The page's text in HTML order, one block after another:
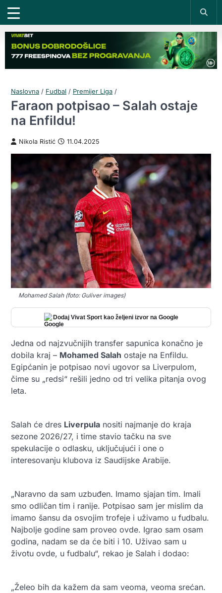
Naslovna / Fudbal / Premijer Liga /
Faraon potpisao – Salah ostaje
na Enfildu!
Nikola Ristić 11.04.2025
Mohamed Salah (foto: Guliver images)
Dodaj Vivat Sport kao željeni izvor na Google
Jedna od najzvučnijih transfer sapunica konačno je
dobila kraj – Mohamed Salah ostaje na Enfildu.
Egipćanin je potpisao novi ugovor sa Liverpulom,
čime su „redsi“ rešili jedno od tri velika pitanja ovog
leta.
Salah će dres Liverpula nositi najmanje do kraja
sezone 2026/27, i time stavio tačku na sve
spekulacije o odlasku, uključujući i one o
interesovanju klubova iz Saudijske Arabije.
„Naravno da sam uzbuđen. Imamo sjajan tim. Imali
smo odličan tim i ranije. Potpisao sam jer mislim da
imamo šansu da osvojim trofeje i uživamo u fudbalu.
Najbolje godine sam proveo ovde. Igrao sam osam
godina, nadam se da će biti i 10. Uživao sam u
životu ovde, u fudbalu“, rekao je Salah i dodao:
„Želeo bih da kažem da sam veoma, veoma srećan.